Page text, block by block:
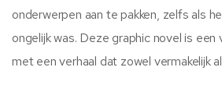
onderwerpen aan te pakken, zelfs als
ongelijk was. Deze graphic novel is
met een verhaal dat zowel vermakelijk